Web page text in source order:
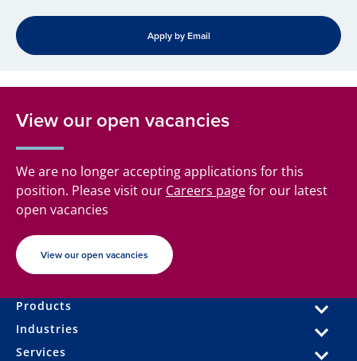
Apply by Email
View our open vacancies
We are no longer accepting applications for this
position. Please visit our Careers pagefor our latest
open vacancies
View our open vacancies
Products
Industries
Services